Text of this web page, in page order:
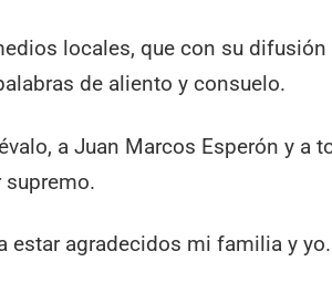
locales, que con su
de aliento y consuelo.
a Juan Marcos Esperón y a
supremo.
estar agradecidos mi familia y yo.